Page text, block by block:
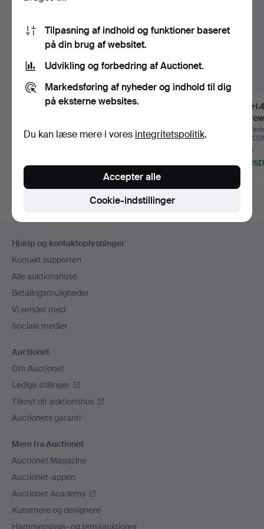
BROCHE. Sølv, Cæsar.
Opnåede hammerslag 9 jul
2026
107 USD
BROCHE. Sølv og
væg…
Opnåede hammerslag 9 jul
2026
43 USD
CU
maj
2 bud
53 USD
Hjælp og kontaktoplysninger
Kontakt supporten
Alle auktionshuse
Betalingsmuligheder
Vi sender med
Sociale medier
Auctionet
Om Auctionet
Ledige stillinger
Tilknyt dit auktionshus
Auctionets garanti
Mere fra Auctionet
Auctionet Magazine
Auctionet-appen
Auctionet Academy
Kunstnere og designere
Hammerslags- og temaauktioner
Tilpasning af indhold og funktioner baseret
på din brug af websitet.
Udvikling og forbedring af Auctionet.
Markedsføring af nyheder og indhold til dig
på eksterne websites.
Du kan læse mere i vores integritetspolitik.
Cookie-indstillinger
Accepter alle